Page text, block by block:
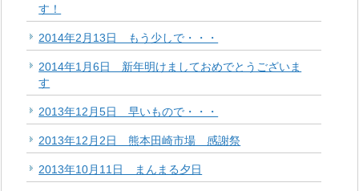
す！
2014年2月13日 もう少しで・・・
2014年1月6日 新年明けましておめでとうございま
す
2013年12月5日 早いもので・・・
2013年12月2日 熊本田崎市場 感謝祭
2013年10月11日 まんまる夕日